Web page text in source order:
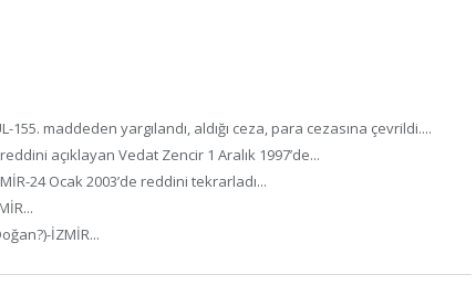
155. maddeden yargılandı, aldığı ceza, para cezasına çevrildi....
açıklayan Vedat Zencir 1 Aralık 1997’de...
24 Ocak 2003’de reddini tekrarladı...
İZMİR...